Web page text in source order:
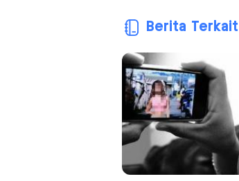
Berita Terkait